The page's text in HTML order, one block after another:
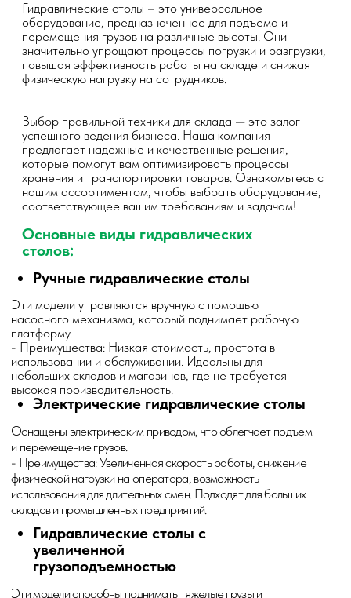
Преимущества использования гидравлических столов:
- Эффективность: Ускорение процессов обработки грузов и
снижение времени на погрузочно-разгрузочные операции.
- Комфорт: Снижение физической нагрузки на сотрудников,
- Безопасность: Современные модели оснащены системами
безопасности, которые минимизируют риск падения грузов и
травм.
- Долговечность: Изготовлены из качественных материалов,
что обеспечивает надежность и долгий срок службы даже
при интенсивной эксплуатации.
На shelfsklad.su вы найдете широкий ассортимент
гидравлических столов, которые подходят для любых
потребностей вашего склада. Мы предлагаем только
качественную продукцию, которая поможет вам повысить
эффективность работы и снизить затраты. Свяжитесь с нами
для получения дополнительной информации или консультации